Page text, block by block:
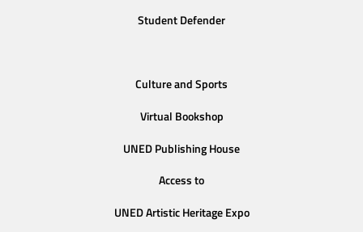
Student Defender
Culture and Sports
Virtual Bookshop
UNED Publishing House
Access to
UNED Artistic Heritage Expo